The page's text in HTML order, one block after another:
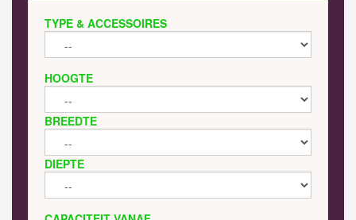
TYPE & ACCESSOIRES
HOOGTE
BREEDTE
DIEPTE